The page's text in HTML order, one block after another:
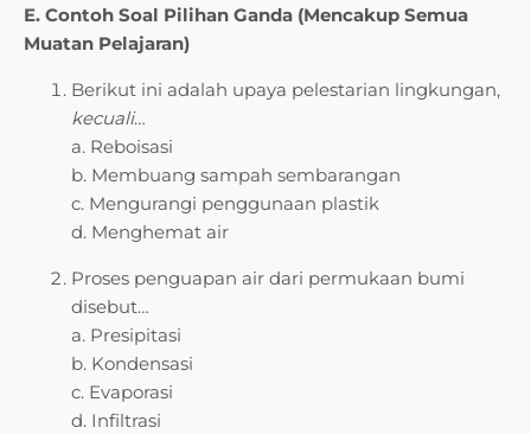
E. Contoh Soal Pilihan Ganda (Mencakup Semua
Muatan Pelajaran)
Berikut ini adalah upaya pelestarian lingkungan,
kecuali…
a. Reboisasi
b. Membuang sampah sembarangan
c. Mengurangi penggunaan plastik
d. Menghemat air
Proses penguapan air dari permukaan bumi
disebut…
a. Presipitasi
b. Kondensasi
c. Evaporasi
d. Infiltrasi